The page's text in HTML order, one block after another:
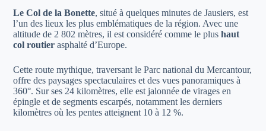
Le Col de la Bonette, situé à quelques minutes de Jausiers, est
l’un des lieux les plus emblématiques de la région. Avec une
altitude de 2 802 mètres, il est considéré comme le plushaut
col routier asphalté d’Europe.
Cette route mythique, traversant le Parc national du Mercantour,
offre des paysages spectaculaires et des vues panoramiques à
360°. Sur ses 24 kilomètres, elle est jalonnée de virages en
épingle et de segments escarpés, notamment les derniers
kilomètres où les pentes atteignent 10 à 12 %.